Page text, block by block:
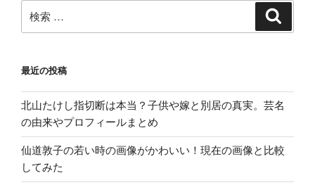
県】”
索:
最近の投稿
北山たけし指切断は本当？子供や嫁と別居の真実。芸名
の由来やプロフィールまとめ
仙道敦子の若い時の画像がかわいい！現在の画像と比較
してみた